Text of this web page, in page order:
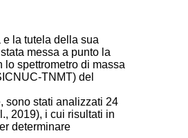
la tutela della sua
messa a punto la
spettrometro di massa
TNMT) del
sono stati analizzati 24
2019), i cui risultati in
determinare